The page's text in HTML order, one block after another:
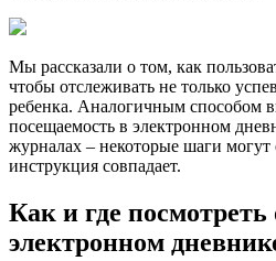
Мы рассказали о том, как
чтобы отслеживать не только
ребенка. Аналогичным способом
посещаемость в электронном
журналах – некоторые шаги могут
инструкция совпадает.
Как и где
электронном